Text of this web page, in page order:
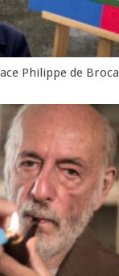
Philippe de Broca